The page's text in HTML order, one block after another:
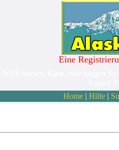
Eine
Home| Hilfe|